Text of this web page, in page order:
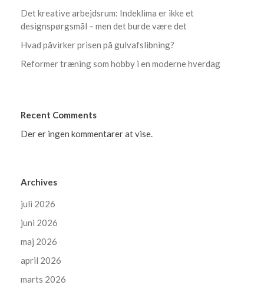
Det kreative arbejdsrum: Indeklima er ikke et
designspørgsmål – men det burde være det
Hvad påvirker prisen på gulvafslibning?
Reformer træning som hobby i en moderne hverdag
Recent Comments
Der er ingen kommentarer at vise.
Archives
juli 2026
juni 2026
maj 2026
april 2026
marts 2026